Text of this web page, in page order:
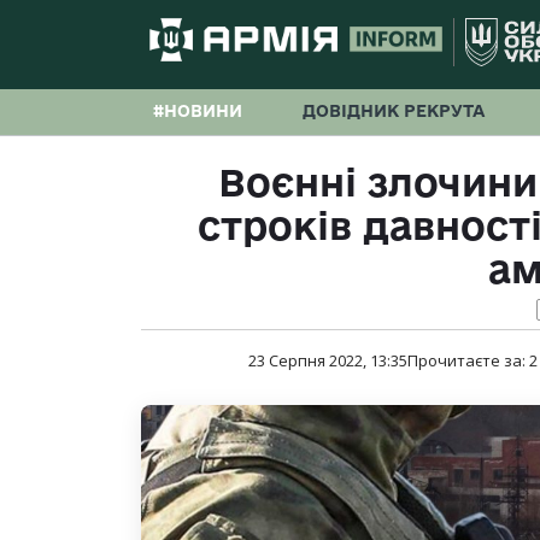
#НОВИНИ ДОВІДНИК РЕКРУТА
Воєнні
строків
23 Серпня 2022, 13:35Прочитаєте за: 2